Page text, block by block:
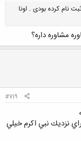
نام کرده بودی . اونا
مشاوره داره؟
#719
نزديك نبي اكرم خيلي